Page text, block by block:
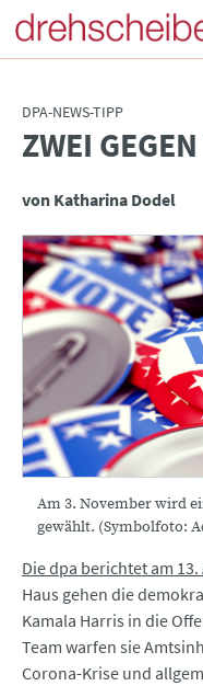
DPA-NEWS-TIPP
:ZWEI
von Katharina Dodel
Am 3. November wird
gewählt. (Symbolfoto:
Die dpa berichtet am 13.
Haus gehen die
Kamala Harris in die
Team warfen sie
Corona-Krise und